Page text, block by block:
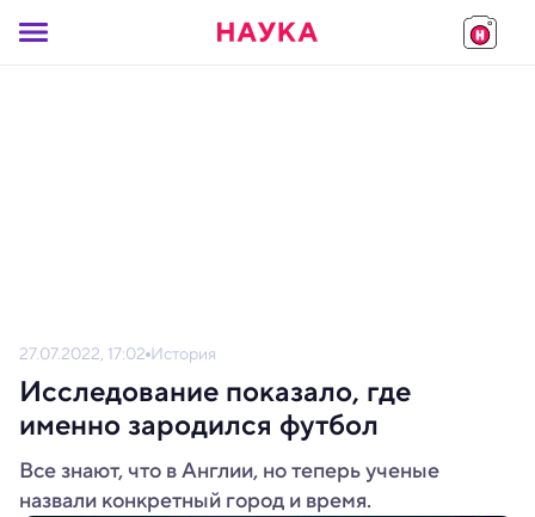
27.07.2022, 17:02 История
Исследование показало, где
именно зародился футбол
Все знают, что в Англии, но теперь ученые
назвали конкретный город и время.